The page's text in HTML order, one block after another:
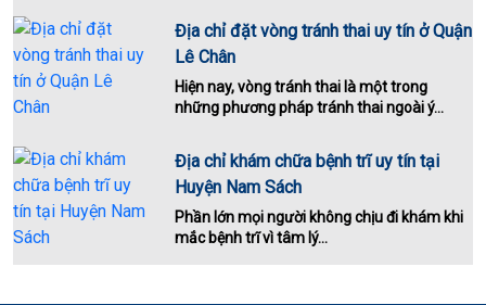
Địa chỉ đặt vòng tránh thai uy tín ở Quận
Lê Chân
Hiện nay, vòng tránh thai là một trong
những phương pháp tránh thai ngoài ý...
Địa chỉ khám chữa bệnh trĩ uy tín tại
Huyện Nam Sách
Phần lớn mọi người không chịu đi khám khi
mắc bệnh trĩ vì tâm lý...